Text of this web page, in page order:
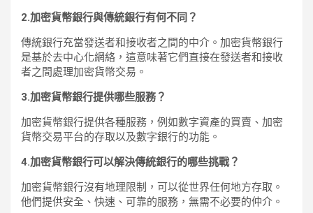
2.加密貨幣銀行與傳統銀行有何不同？
傳統銀行充當發送者和接收者之間的中介。加密貨幣銀行
是基於去中心化網絡，這意味著它們直接在發送者和接收
者之間處理加密貨幣交易。
3.加密貨幣銀行提供哪些服務？
加密貨幣銀行提供各種服務，例如數字資產的買賣、加密
貨幣交易平台的存取以及數字銀行的功能。
4.加密貨幣銀行可以解決傳統銀行的哪些挑戰？
加密貨幣銀行沒有地理限制，可以從世界任何地方存取。
他們提供安全、快速、可靠的服務，無需不必要的仲介。